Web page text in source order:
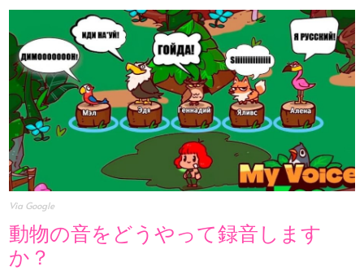
Via Google
動物の音をどうやって録音します
か？